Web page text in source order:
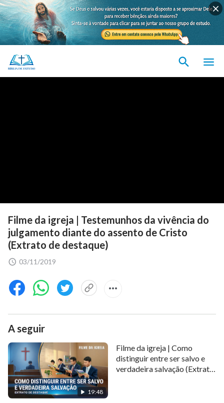
Filme da igreja | Testemunhos da vivência do
julgamento diante do assento de Cristo
(Extrato de destaque)
03/11/2019
A seguir
19:48
Filme da igreja | Como
distinguir entre ser salvo e
verdadeira salvação (Extrato